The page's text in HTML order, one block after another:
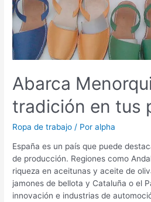
Abarca
tradición en tus
Ropa de trabajo / Poralpha
España es un país que puede
de producción. Regiones como
riqueza en aceitunas y aceite de
jamones de bellota y Cataluña o el
innovación e industrias de